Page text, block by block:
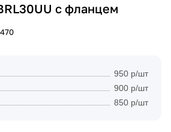
с фланцем
950 р/шт
900 р/шт
850 р/шт